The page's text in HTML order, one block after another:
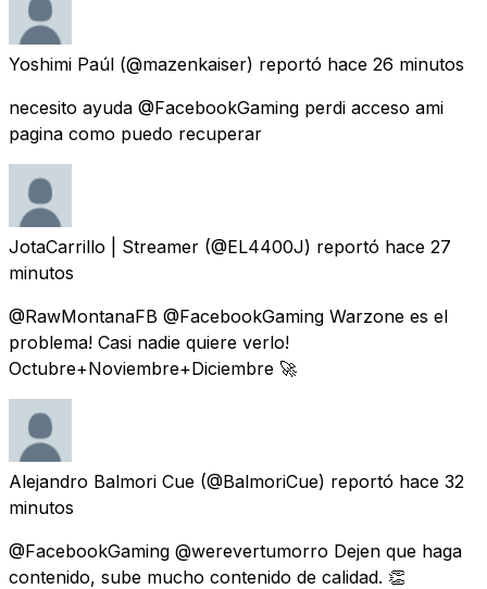
Yoshimi Paúl (@mazenkaiser) reportó hace 26 minutos
necesito ayuda @FacebookGaming perdi acceso ami
pagina como puedo recuperar
JotaCarrillo | Streamer (@EL4400J) reportó hace 27
minutos
@RawMontanaFB @FacebookGaming Warzone es el
problema! Casi nadie quiere verlo!
Octubre+Noviembre+Diciembre 🚀
Alejandro Balmori Cue (@BalmoriCue) reportó hace 32
minutos
@FacebookGaming @werevertumorro Dejen que haga
contenido, sube mucho contenido de calidad. 👏